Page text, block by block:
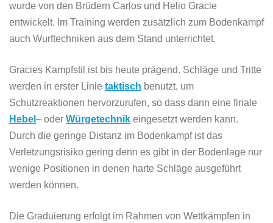
wurde von den Brüdern Carlos und Helio Gracie
entwickelt. Im Training werden zusätzlich zum Bodenkampf
auch Wurftechniken aus dem Stand unterrichtet.
Gracies Kampfstil ist bis heute prägend. Schläge und Tritte
werden in erster Linie taktisch benutzt, um
Schutzreaktionen hervorzurufen, so dass dann eine finale
Hebel – oder Würgetechnik eingesetzt werden kann.
Durch die geringe Distanz im Bodenkampf ist das
Verletzungsrisiko gering denn es gibt in der Bodenlage nur
wenige Positionen in denen harte Schläge ausgeführt
werden können.
Die Graduierung erfolgt im Rahmen von Wettkämpfen in